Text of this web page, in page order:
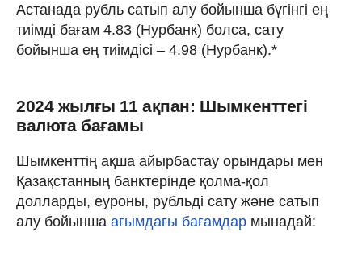
Астанада рубль сатып алу бойынша бүгінгі ең
тиімді бағам 4.83 (Нурбанк) болса, сату
бойынша ең тиімдісі – 4.98 (Нурбанк).*
2024 жылғы 11 ақпан: Шымкенттегі
валюта бағамы
Шымкенттің ақша айырбастау орындары мен
Қазақстанның банктерінде қолма-қол
долларды, еуроны, рубльді сату және сатып
алу бойынша ағымдағы бағамдар мынадай: